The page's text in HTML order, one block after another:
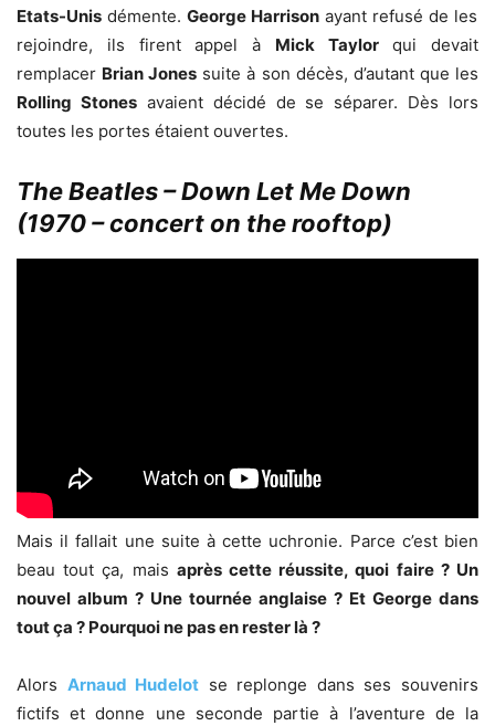
Etats-Unis démente. George Harrison ayant refusé de les
rejoindre, ils firent appel à Mick Taylorqui devait
remplacer Brian Jones suite à son décès, d’autant que les
Rolling Stonesavaient décidé de se séparer. Dès lors
toutes les portes étaient ouvertes.
The Beatles – Down Let Me Down
(1970 – concert on the rooftop)
Mais il fallait une suite à cette uchronie. Parce c’est bien
beau tout ça, mais après cette réussite, quoi faire ? Un
nouvel album ? Une tournée anglaise ? Et George dans
tout ça ? Pourquoi ne pas en rester là ?
Alors Arnaud Hudelot se replonge dans ses souvenirs
fictifs et donne une seconde partie à l’aventure de la